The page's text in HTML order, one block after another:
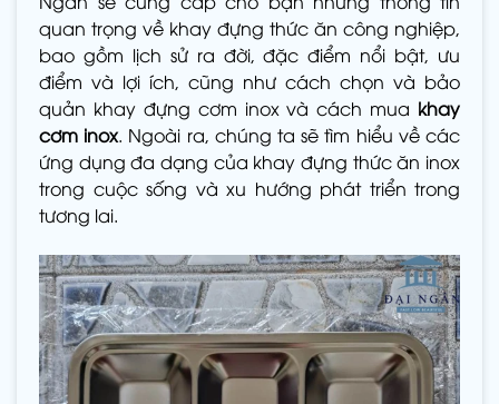
quan trọng về khay đựng thức ăn công nghiệp,
bao gồm lịch sử ra đời, đặc điểm nổi bật, ưu
điểm và lợi ích, cũng như cách chọn và bảo
quản khay đựng cơm inox và cách mua khay
cơm inox. Ngoài ra, chúng ta sẽ tìm hiểu về các
ứng dụng đa dạng của khay đựng thức ăn inox
trong cuộc sống và xu hướng phát triển trong
tương lai.